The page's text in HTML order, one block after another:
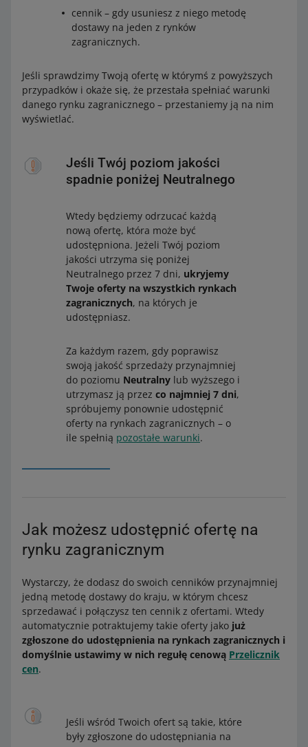
cennik – gdy usuniesz z niego metodę
dostawy na jeden z rynków
zagranicznych.
Jeśli sprawdzimy Twoją ofertę w którymś z powyższych
przypadków i okaże się, że przestała spełniać warunki
danego rynku zagranicznego – przestaniemy ją na nim
wyświetlać.
Jeśli Twój poziom jakości
spadnie poniżej Neutralnego
Wtedy będziemy odrzucać każdą
nową ofertę, która może być
udostępniona. Jeżeli Twój poziom
jakości utrzyma się poniżej
Neutralnego przez 7 dni, ukryjemy
Twoje oferty na wszystkich rynkach
zagranicznych, na których je
udostępniasz.
Za każdym razem, gdy poprawisz
swoją jakość sprzedaży przynajmniej
do poziomu Neutralny lub wyższego i
utrzymasz ją przez co najmniej 7 dni,
spróbujemy ponownie udostępnić
oferty na rynkach zagranicznych – o
ile spełnią pozostałe warunki.
Jak możesz udostępnić ofertę na
rynku zagranicznym
Wystarczy, że dodasz do swoich cenników przynajmniej
jedną metodę dostawy do kraju, w którym chcesz
sprzedawać i połączysz ten cennik z ofertami. Wtedy
automatycznie potraktujemy takie oferty jako już
zgłoszone do udostępnienia na rynkach zagranicznych i
domyślnie ustawimy w nich regułę cenową Przelicznik
cen.
Jeśli wśród Twoich ofert są takie, które
były zgłoszone do udostępniania na